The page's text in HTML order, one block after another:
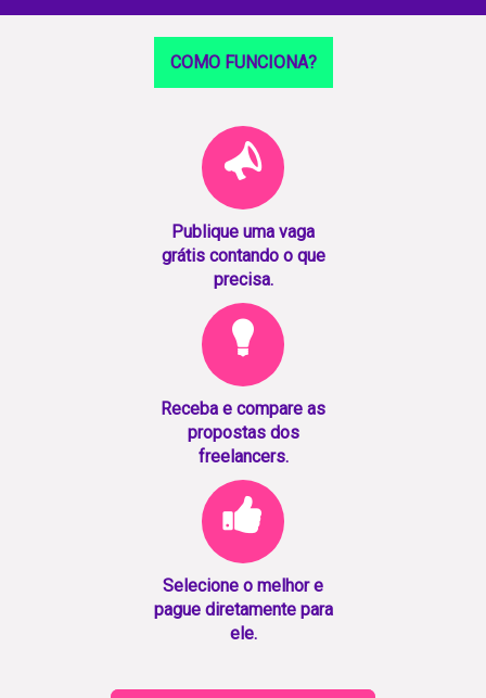
COMO FUNCIONA?
Publique uma vaga
grátis contando o que
precisa.
Receba e compare as
propostas dos
freelancers.
Selecione o melhor e
pague diretamente para
ele.